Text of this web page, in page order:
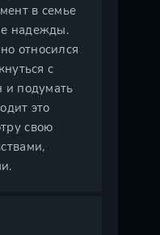
в семье
надежды.
относился
с
и подумать
это
свою